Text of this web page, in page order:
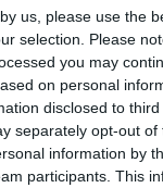
us, please use the
selection. Please
you may
on personal
disclosed to
separately opt-out of
information by
participants. This
alla home